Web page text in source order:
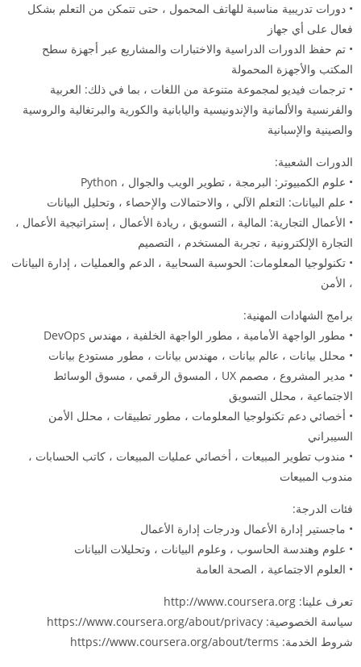
• دورات تدريبية مناسبة للهاتف المحمول ، حتى تتمكن من التعلم بشكل
فعال على أي جهاز
• تم حفظ الدورات الدراسية والاختبارات والمشاريع عبر أجهزة سطح
المكتب والأجهزة المحمولة
• ترجمات فيديو لمجموعة متنوعة من اللغات ، بما في ذلك: العربية
والفرنسية والألمانية والإندونيسية واليابانية والكورية والبرتغالية والروسية
والصينية والإسبانية
الدورات الشعبية:
• علوم الكمبيوتر: البرمجة ، تطوير الويب والجوال ، Python
• علم البيانات: التعلم الآلي ، والاحتمالات والإحصاء ، وتحليل البيانات
• الأعمال التجارية: المالية ، التسويق ، ريادة الأعمال ، إستراتيجية الأعمال ،
التجارة الإلكترونية ، تجربة المستخدم ، التصميم
• تكنولوجيا المعلومات: الحوسبة السحابية ، الدعم والعمليات ، إدارة البيانات
، الأمن
برامج الشهادات المهنية:
• مطور الواجهة الأمامية ، مطور الواجهة الخلفية ، مهندس DevOps
• محلل بيانات ، عالم بيانات ، مهندس بيانات ، مطور مستودع بيانات
• مدير المشروع ، مصمم UX ، المسوق الرقمي ، مسوق الوسائط
الاجتماعية ، محلل التسويق
• أخصائي دعم تكنولوجيا المعلومات ، مطور تطبيقات ، محلل الأمن
السيبراني
• مندوب تطوير المبيعات ، أخصائي عمليات المبيعات ، كاتب الحسابات ،
مندوب المبيعات
فئات الدرجة:
• ماجستير إدارة الأعمال ودرجات إدارة الأعمال
• علوم وهندسة الحاسوب ، وعلوم البيانات ، وتحليلات البيانات
• العلوم الاجتماعية ، الصحة العامة
تعرف علينا: http://www.coursera.org
سياسة الخصوصية: https://www.coursera.org/about/privacy
شروط الخدمة: https://www.coursera.org/about/terms